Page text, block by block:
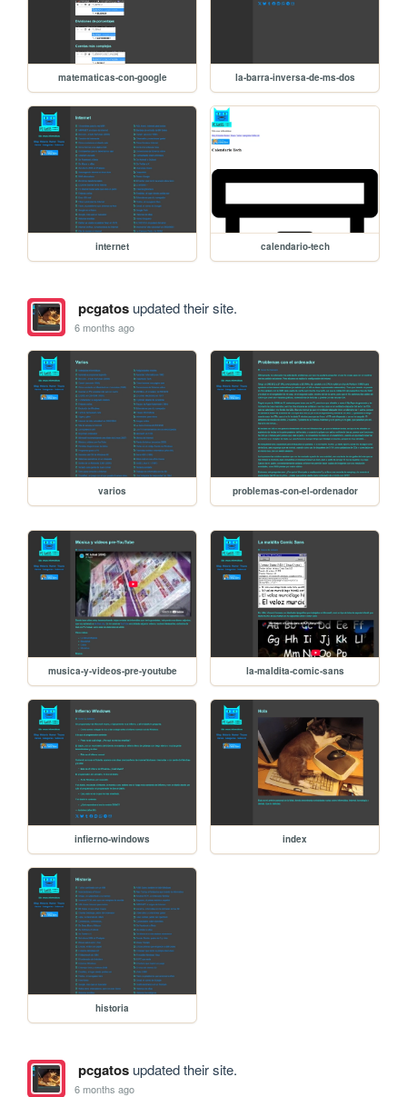
matematicas-con-google la-barra-inversa-de-ms-dos
internet calendario-tech
pcgatosupdated their site.
6 months ago
varios problemas-con-el-ordenador
musica-y-videos-pre-youtube la-maldita-comic-sans
infierno-windows index
historia
pcgatosupdated their site.
6 months ago